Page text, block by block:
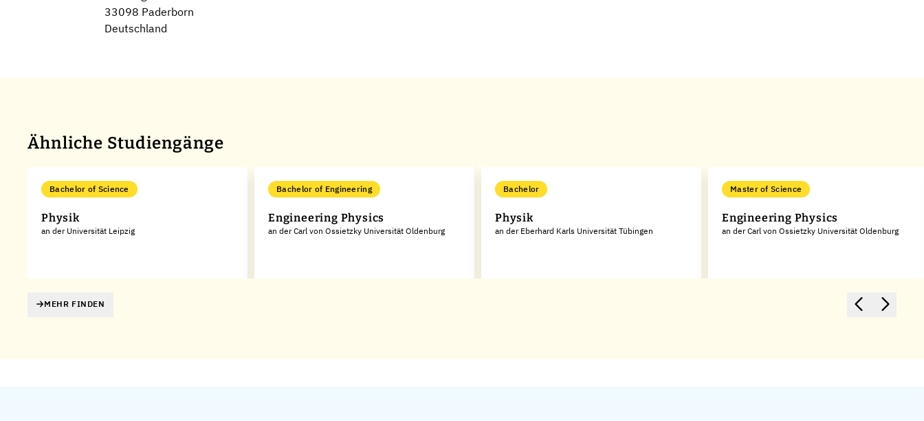
33098 Paderborn
Deutschland
Ähnliche Studiengänge
Bachelor of Science
Physik
an der Universität Leipzig
Bachelor of Engineering
Engineering Physics
an der Carl von Ossietzky Universität Oldenburg
Bachelor
Physik
an der Eberhard Karls Universität Tübingen
Master of Science
Engineering Physics
an der Carl von Ossietzky Universität Oldenburg
MEHR FINDEN